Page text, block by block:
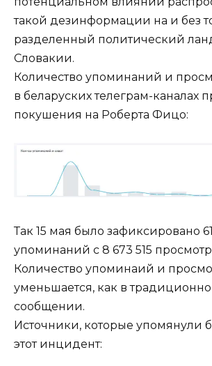
такой дезинформации на и без
разделенный политический
Словакии.
Количество упоминаний и
в беларуских телеграм-каналах
покушения на Роберта Фицо:
Так 15 мая было зафиксировано
упоминаний с 8 673 515
Количество упоминаий и
уменьшается, как в
сообщении.
Источники, которые упомянули
этот инцидент: